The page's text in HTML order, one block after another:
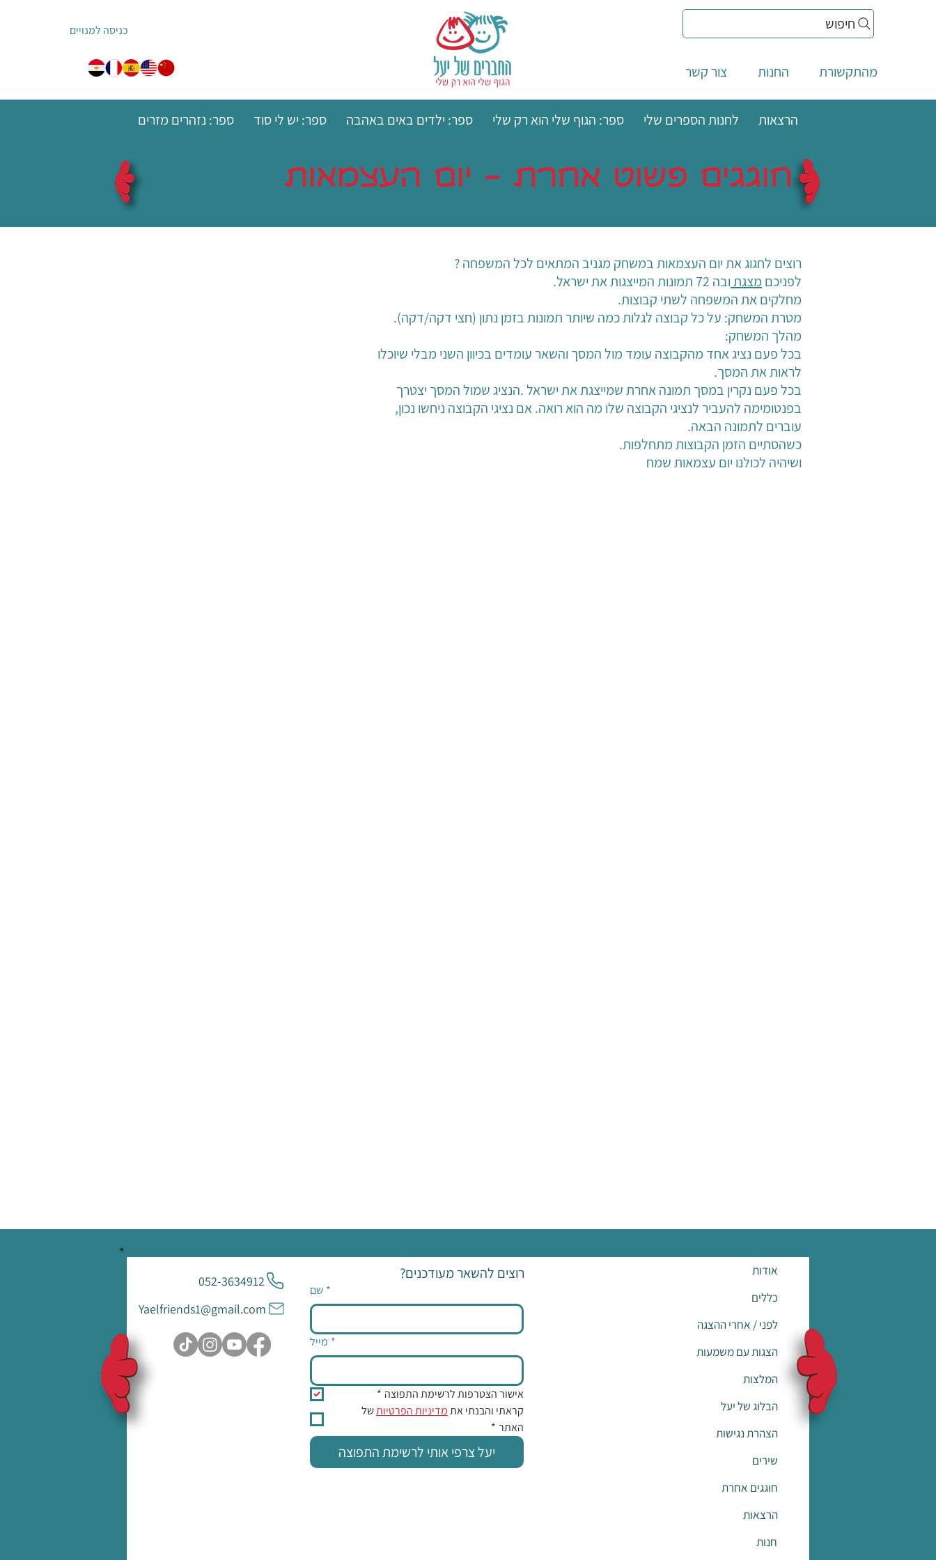
כניסה למנויים חיפוש
מהתקשורת החנות צור קשר
הרצאות לחנות הספרים שלי ספר: הגוף שלי הוא רק שלי ספר: ילדים באים באהבה ספר: יש לי סוד ספר: נזהרים מזרים
חוגגים פשוט אחרת - יום העצמאות
רוצים לחגוג את יום העצמאות במשחק מגניב המתאים לכל המשפחה ?
לפניכם מצגתובה 72 תמונות המייצגות את ישראל.
מחלקים את המשפחה לשתי קבוצות.
מטרת המשחק: על כל קבוצה לגלות כמה שיותר תמונות בזמן נתון (חצי דקה/דקה).
מהלך המשחק:
בכל פעם נציג אחד מהקבוצה עומד מול המסך והשאר עומדים בכיוון השני מבלי שיוכלו
לראות את המסך.
בכל פעם נקרין במסך תמונה אחרת שמייצגת את ישראל .הנציג שמול המסך יצטרך
בפנטומימה להעביר לנציגי הקבוצה שלו מה הוא רואה. אם נציגי הקבוצה ניחשו נכון,
עוברים לתמונה הבאה.
כשהסתיים הזמן הקבוצות מתחלפות.
ושיהיה לכולנו יום עצמאות שמח
052-3634912
Yaelfriends1@gmail.com
רוצים להשאר מעודכנים?
שם *
מייל *
אישור הצטרפות לרשימת התפוצה *
קראתי והבנתי את מדיניות הפרטיות
האתר *
יעל צרפי אותי לרשימת התפוצה
אודות
כללים
לפני / אחרי ההצגה
הצגות עם משמעות
המלצות
הבלוג של יעל
הצהרת נגישות
שירים
חוגגים אחרת
הרצאות
חנות